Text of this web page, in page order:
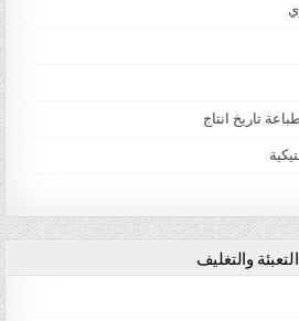
تاريخ انتاج
التعبئة والتغليف